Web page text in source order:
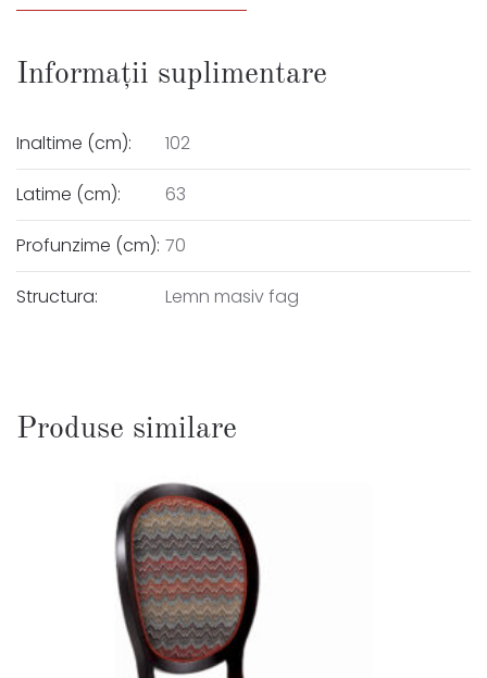
Informații suplimentare
Inaltime (cm): 102
Latime (cm): 63
Profunzime (cm): 70
Structura: Lemn masiv fag
Produse similare